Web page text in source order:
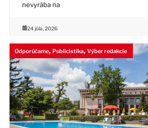
nevyrába na
24 júla, 2026
Odporúčame, Publicistika, Výber redakcie